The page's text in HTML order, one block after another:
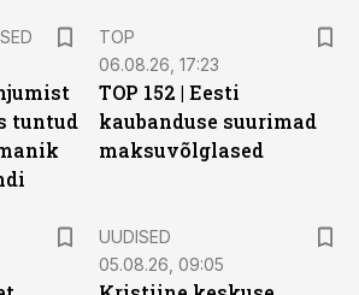
tuntud
TOP
06.08.26, 17:23
TOP 152 | Eesti
kaubanduse suurimad
maksuvõlglased
UUDISED
05.08.26, 09:05